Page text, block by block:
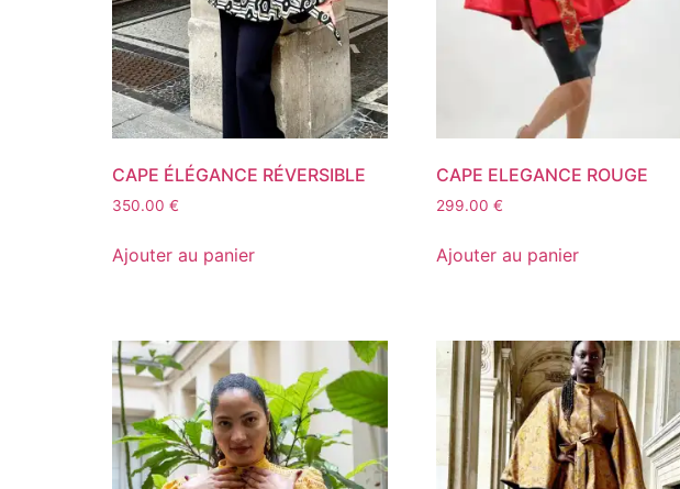
CAPE ÉLÉGANCE RÉVERSIBLE
350.00 €
Ajouter au panier
CAPE ELEGANCE ROUGE
299.00 €
Ajouter au panier